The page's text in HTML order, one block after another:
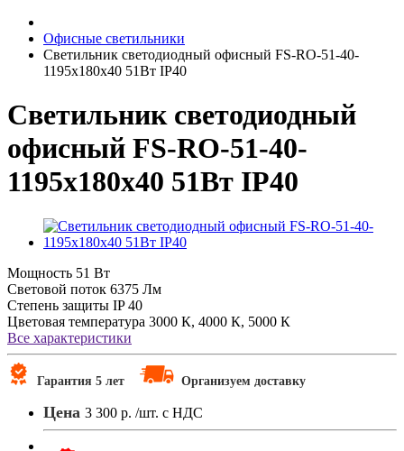
Офисные светильники
Светильник светодиодный офисный FS-RO-51-40-
1195х180х40 51Вт IP40
Светильник светодиодный
офисный FS-RO-51-40-
1195х180х40 51Вт IP40
Мощность 51 Вт
Световой поток 6375 Лм
Степень защиты IP 40
Цветовая температура 3000 К, 4000 К, 5000 К
Все характеристики
Гарантия 5 лет Организуем доставку
Цена 3 300 р. /шт. с НДС